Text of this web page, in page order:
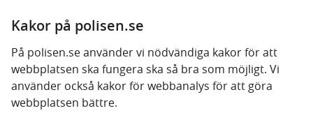
Kakor på polisen.se
På polisen.se använder vi nödvändiga kakor för att
webbplatsen ska fungera ska så bra som möjligt. Vi
använder också kakor för webbanalys för att göra
webbplatsen bättre.